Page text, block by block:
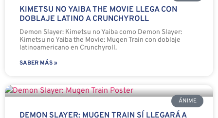
KIMETSU NO YAIBA THE MOVIE LLEGA CON
DOBLAJE LATINO A CRUNCHYROLL
Demon Slayer: Kimetsu no Yaiba como Demon Slayer:
Kimetsu no Yaiba the Movie: Mugen Train con doblaje
latinoamericano en Crunchyroll.
SABER MÁS »
ÁNIME
DEMON SLAYER: MUGEN TRAIN SÍ LLEGARÁ A